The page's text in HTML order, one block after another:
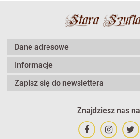
Dane adresowe
Informacje
Zapisz się do newslettera
Znajdziesz nas na